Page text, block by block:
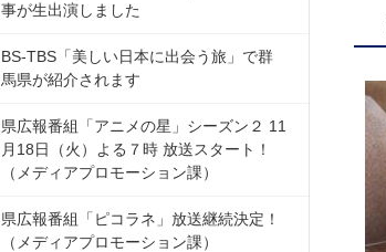
事が生出演しました
BS-TBS「美しい日本に出会う旅」で群
馬県が紹介されます
県広報番組「アニメの星」シーズン２ 11
月18日（火）よる７時 放送スタート！
（メディアプロモーション課）
県広報番組「ピコラネ」放送継続決定！
（メディアプロモーション課）